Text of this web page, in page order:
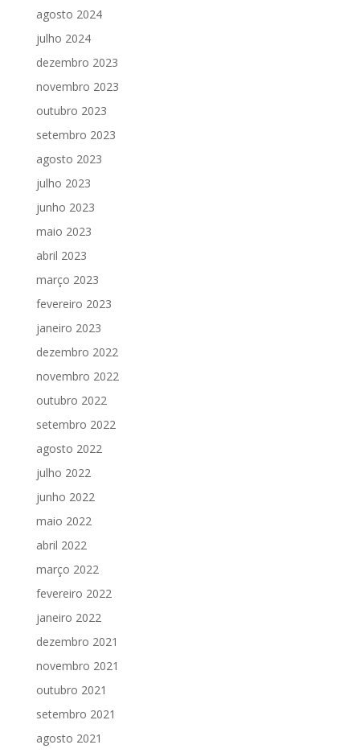
agosto 2024
julho 2024
dezembro 2023
novembro 2023
outubro 2023
setembro 2023
agosto 2023
julho 2023
junho 2023
maio 2023
abril 2023
março 2023
fevereiro 2023
janeiro 2023
dezembro 2022
novembro 2022
outubro 2022
setembro 2022
agosto 2022
julho 2022
junho 2022
maio 2022
abril 2022
março 2022
fevereiro 2022
janeiro 2022
dezembro 2021
novembro 2021
outubro 2021
setembro 2021
agosto 2021